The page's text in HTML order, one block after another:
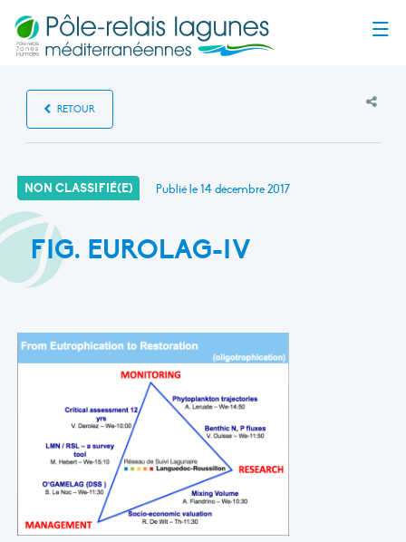
RETOUR
NON CLASSIFIÉ(E) Publié le14 décembre 2017
FIG. EUROLAG-IV